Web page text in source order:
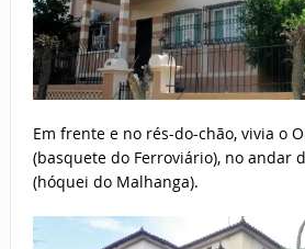
Em frente e no rés-do-chão, vivia o
(basquete do Ferroviário), no andar
(hóquei do Malhanga).